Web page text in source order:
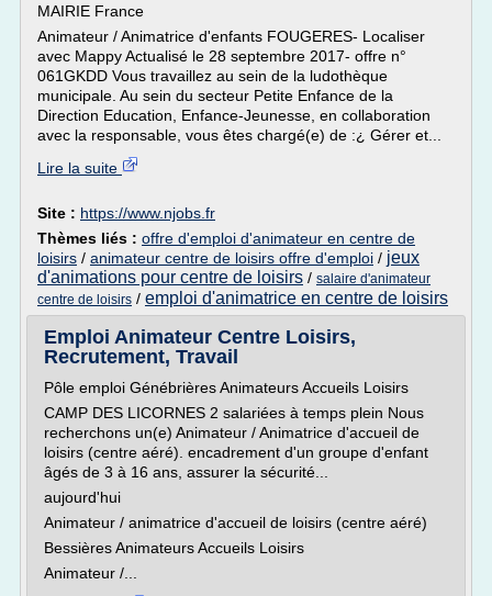
MAIRIE France
Animateur / Animatrice d'enfants FOUGERES- Localiser
avec Mappy Actualisé le 28 septembre 2017- offre n°
061GKDD Vous travaillez au sein de la ludothèque
municipale. Au sein du secteur Petite Enfance de la
Direction Education, Enfance-Jeunesse, en collaboration
avec la responsable, vous êtes chargé(e) de :¿ Gérer et...
Lire la suite
Site : https://www.njobs.fr
Thèmes liés : offre d'emploi d'animateur en centre de
loisirs / animateur centre de loisirs offre d'emploi / jeux
d'animations pour centre de loisirs / salaire d'animateur
centre de loisirs / emploi d'animatrice en centre de loisirs
Emploi Animateur Centre Loisirs,
Recrutement, Travail
Pôle emploi Génébrières Animateurs Accueils Loisirs
CAMP DES LICORNES 2 salariées à temps plein Nous
recherchons un(e) Animateur / Animatrice d'accueil de
loisirs (centre aéré). encadrement d'un groupe d'enfant
âgés de 3 à 16 ans, assurer la sécurité...
aujourd'hui
Animateur / animatrice d'accueil de loisirs (centre aéré)
Bessières Animateurs Accueils Loisirs
Animateur /...